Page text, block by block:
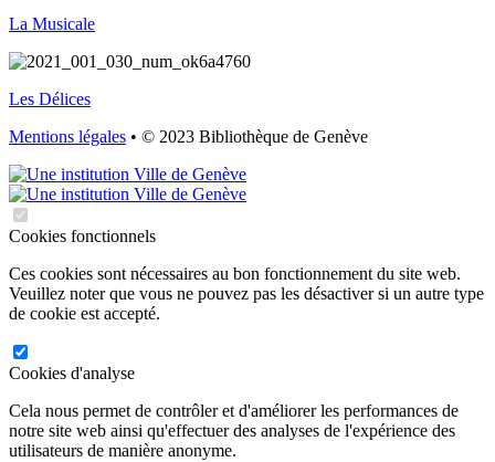
La Musicale
Les Délices
Mentions légales • © 2023 Bibliothèque de Genève
Cookies fonctionnels
Ces cookies sont nécessaires au bon fonctionnement du site web.
Veuillez noter que vous ne pouvez pas les désactiver si un autre type
de cookie est accepté.
Cookies d'analyse
Cela nous permet de contrôler et d'améliorer les performances de
notre site web ainsi qu'effectuer des analyses de l'expérience des
utilisateurs de manière anonyme.